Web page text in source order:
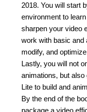
2018. You will start
environment to
sharpen your video
work with basic and
modify, and
Lastly, you will not
animations, but
Lite to build and
By the end of the
package a video